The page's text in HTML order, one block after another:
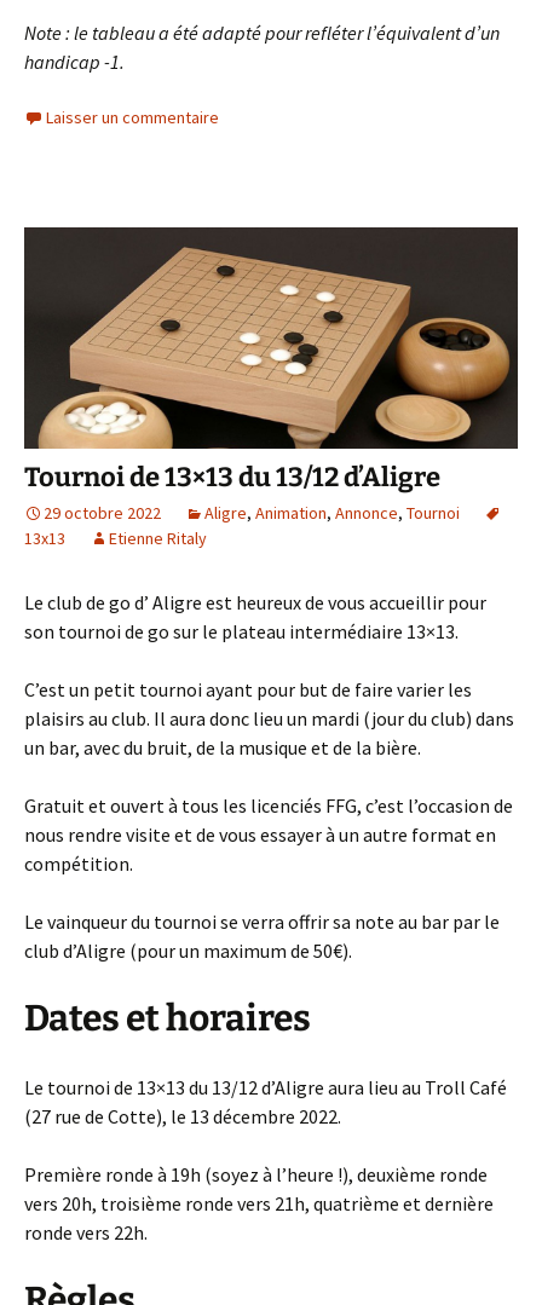
Note : le tableau a été adapté pour refléter l’équivalent d’un
handicap -1.
Laisser un commentaire
Tournoi de 13×13 du 13/12 d’Aligre
29 octobre 2022 Aligre, Animation, Annonce, Tournoi
13x13
Etienne Ritaly
Le club de go d’ Aligre est heureux de vous accueillir pour
son tournoi de go sur le plateau intermédiaire 13×13.
C’est un petit tournoi ayant pour but de faire varier les
plaisirs au club. Il aura donc lieu un mardi (jour du club) dans
un bar, avec du bruit, de la musique et de la bière.
Gratuit et ouvert à tous les licenciés FFG, c’est l’occasion de
nous rendre visite et de vous essayer à un autre format en
compétition.
Le vainqueur du tournoi se verra offrir sa note au bar par le
club d’Aligre (pour un maximum de 50€).
Dates et horaires
Le tournoi de 13×13 du 13/12 d’Aligre aura lieu au Troll Café
(27 rue de Cotte), le 13 décembre 2022.
Première ronde à 19h (soyez à l’heure !), deuxième ronde
vers 20h, troisième ronde vers 21h, quatrième et dernière
ronde vers 22h.